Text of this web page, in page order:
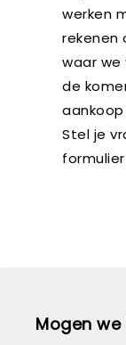
werken
rekenen
waar we
de
Stel je
Mogen